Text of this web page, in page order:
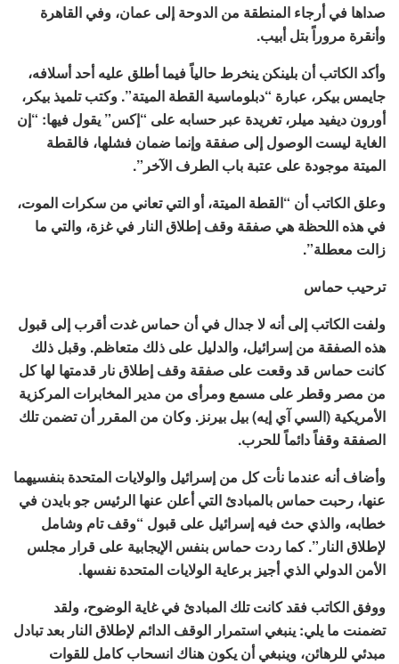
صداها في أرجاء المنطقة من الدوحة إلى عمان، وفي القاهرة
وأنقرة مروراً بتل أبيب.
وأكد الكاتب أن بلينكن ينخرط حالياً فيما أطلق عليه أحد أسلافه،
جايمس بيكر، عبارة “دبلوماسية القطة الميتة”. وكتب تلميذ بيكر،
أورون ديفيد ميلر، تغريدة عبر حسابه على “إكس” يقول فيها: “إن
الغاية ليست الوصول إلى صفقة وإنما ضمان فشلها، فالقطة
الميتة موجودة على عتبة باب الطرف الآخر”.
وعلق الكاتب أن “القطة الميتة، أو التي تعاني من سكرات الموت،
في هذه اللحظة هي صفقة وقف إطلاق النار في غزة، والتي ما
زالت معطلة”.
ترحيب حماس
ولفت الكاتب إلى أنه لا جدال في أن حماس غدت أقرب إلى قبول
هذه الصفقة من إسرائيل، والدليل على ذلك متعاظم. وقبل ذلك
كانت حماس قد وقعت على صفقة وقف إطلاق نار قدمتها لها كل
من مصر وقطر على مسمع ومرأى من مدير المخابرات المركزية
الأمريكية (السي آي إيه) بيل بيرنز. وكان من المقرر أن تضمن تلك
الصفقة وقفاً دائماً للحرب.
وأضاف أنه عندما نأت كل من إسرائيل والولايات المتحدة بنفسيهما
عنها، رحبت حماس بالمبادئ التي أعلن عنها الرئيس جو بايدن في
خطابه، والذي حث فيه إسرائيل على قبول “وقف تام وشامل
لإطلاق النار”. كما ردت حماس بنفس الإيجابية على قرار مجلس
الأمن الدولي الذي أجيز برعاية الولايات المتحدة نفسها.
ووفق الكاتب فقد كانت تلك المبادئ في غاية الوضوح، ولقد
تضمنت ما يلي: ينبغي استمرار الوقف الدائم لإطلاق النار بعد تبادل
مبدئي للرهائن، وينبغي أن يكون هناك انسحاب كامل للقوات